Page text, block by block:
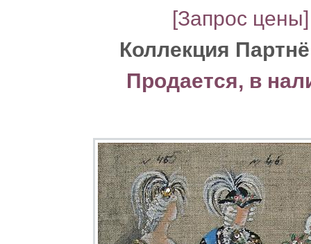
[Запрос цены]
Коллекция
Продается, в